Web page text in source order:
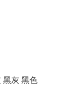
黑灰 黑色